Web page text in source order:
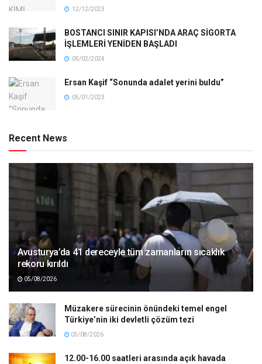
12/12/2023
BOSTANCI SINIR KAPISI’NDA ARAÇ SİGORTA
İŞLEMLERİ YENİDEN BAŞLADI
05/02/2024
Ersan Kaşif “Sonunda adalet yerini buldu”
05/01/2023
Recent News
Avusturya’da 41 dereceyle tüm zamanların sıcaklık
rekoru kırıldı
05/08/2026
Müzakere sürecinin önündeki temel engel
Türkiye’nin iki devletli çözüm tezi
05/08/2026
12.00-16.00 saatleri arasında açık havada